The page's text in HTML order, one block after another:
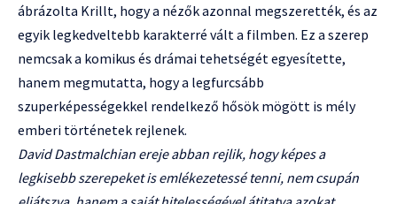
ábrázolta Krillt, hogy a nézők azonnal megszerették, és az
egyik legkedveltebb karakterré vált a filmben. Ez a szerep
nemcsak a komikus és drámai tehetségét egyesítette,
hanem megmutatta, hogy a legfurcsább
szuperképességekkel rendelkező hősök mögött is mély
emberi történetek rejlenek.
David Dastmalchian ereje abban rejlik, hogy képes a
legkisebb szerepeket is emlékezetessé tenni, nem csupán